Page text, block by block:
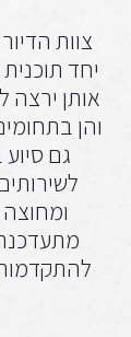
צוות
יחד
אותן
והן
גם סיוע